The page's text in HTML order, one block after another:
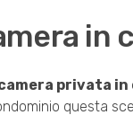
in
privata in
questa